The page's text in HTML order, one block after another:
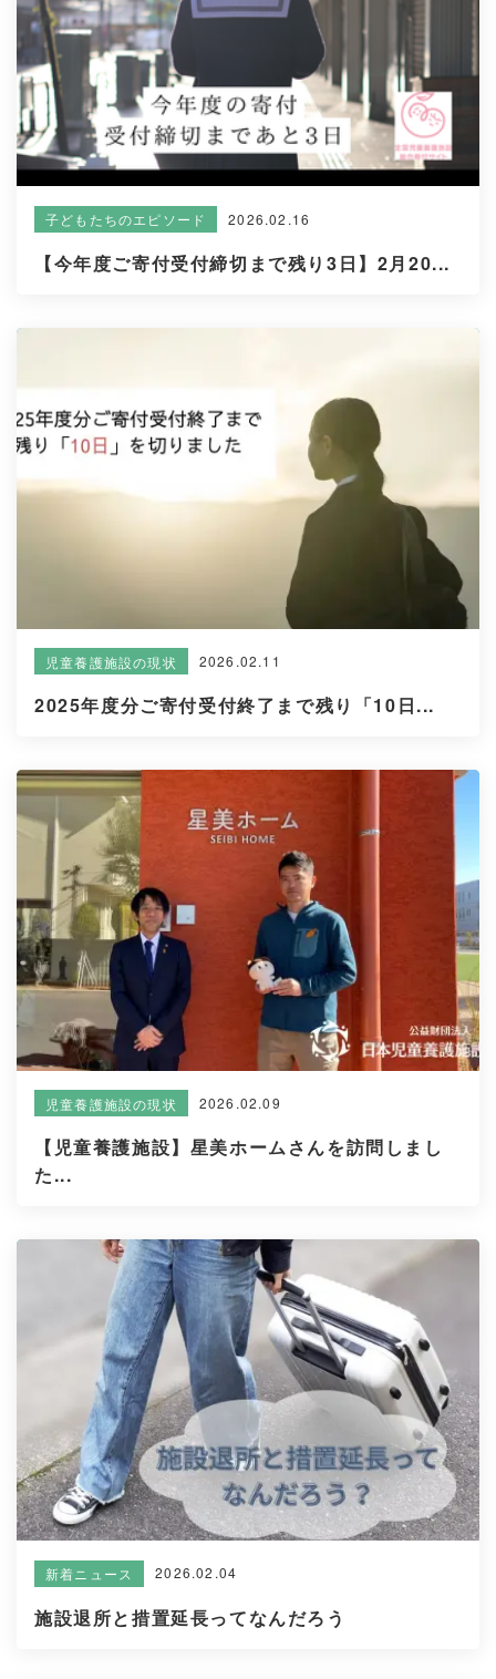
子どもたちのエピソード 2026.02.16
【今年度ご寄付受付締切まで残り3日】2月20...
児童養護施設の現状 2026.02.11
2025年度分ご寄付受付終了まで残り「10日...
児童養護施設の現状 2026.02.09
【児童養護施設】星美ホームさんを訪問しまし
た...
新着ニュース 2026.02.04
施設退所と措置延長ってなんだろう